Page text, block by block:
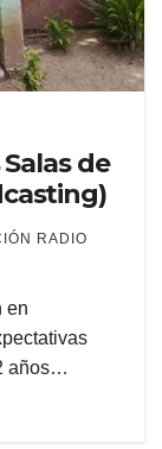
de
RADIO
en
años…